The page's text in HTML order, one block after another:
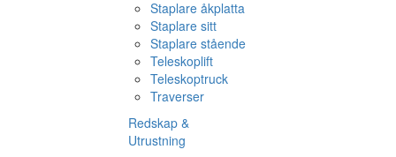
Staplare åkplatta
Staplare sitt
Staplare stående
Teleskoplift
Teleskoptruck
Traverser
Redskap &
Utrustning